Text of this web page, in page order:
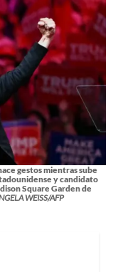
gestos mientras sube
y candidato
Square Garden de
WEISS/AFP